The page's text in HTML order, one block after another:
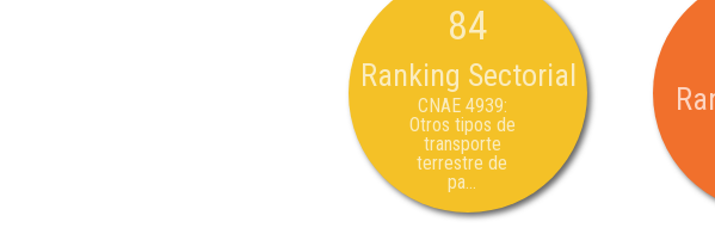
84
Ranking Sectorial
CNAE 4939:
Otros tipos de
transporte
terrestre de
pa...